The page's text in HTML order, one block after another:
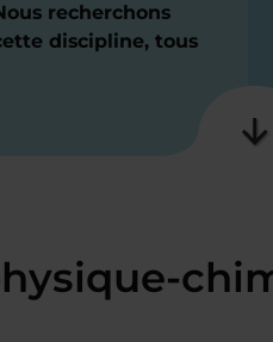
recherchons
discipline, tous